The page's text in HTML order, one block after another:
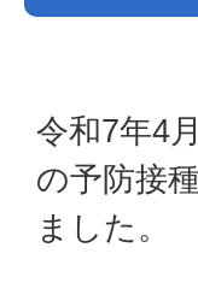
令和7年4
の予防接
ました。